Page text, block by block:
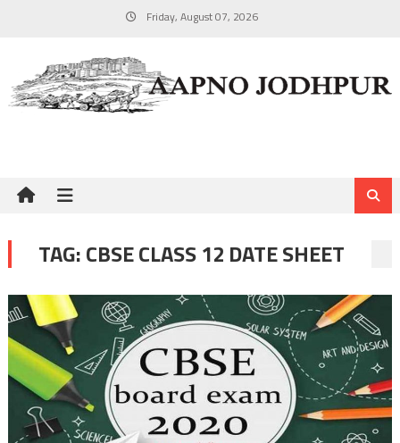
Friday, August 07, 2026
TAG:CBSE CLASS 12 DATE SHEET